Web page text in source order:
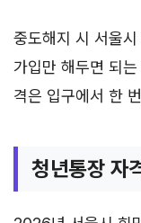
중도해지 시 서울
가입만 해두면 되
격은 입구에서 한
청년통장 자